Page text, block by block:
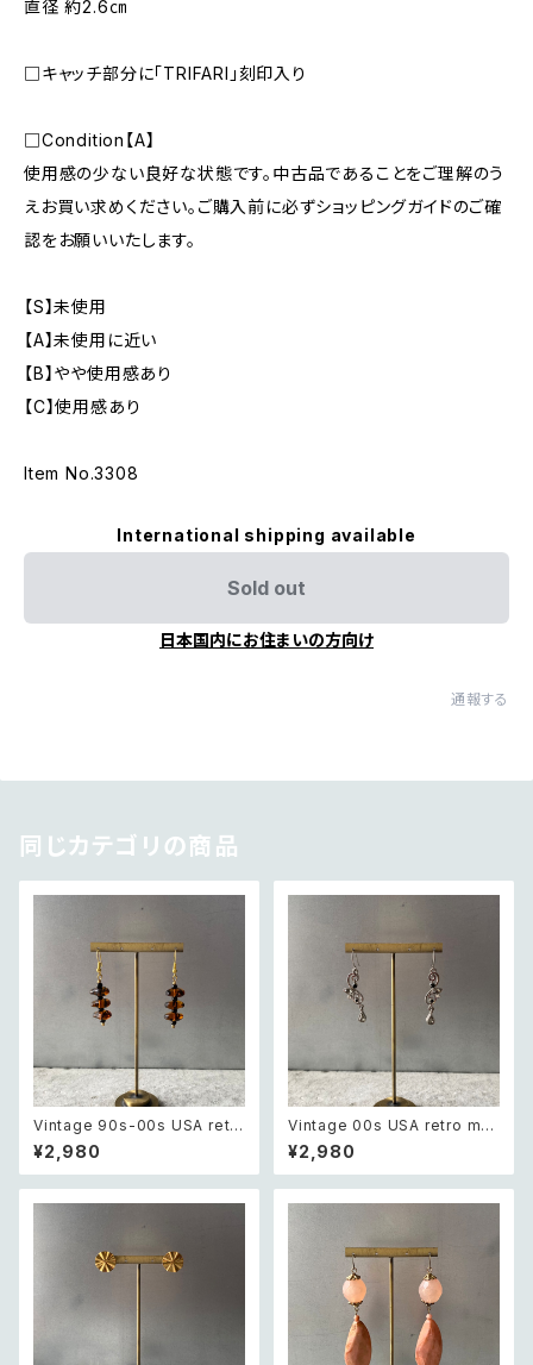
直径 約2.6㎝
□キャッチ部分に「TRIFARI」刻印入り
□Condition【A】
使用感の少ない良好な状態です。中古品であることをご理解のう
えお買い求めください。ご購入前に必ずショッピングガイドのご確
認をお願いいたします。
【S】未使用
【A】未使用に近い
【B】やや使用感あり
【C】使用感あり
Item No.3308
International shipping available
Sold out
日本国内にお住まいの方向け
通報する
同じカテゴリの商品
Vintage 90s-00s USA retr
o amber color beads pierc
e レトロ アメリカ ヴィンテージ
アクセサリー 琥珀色 ビーズ ピ
¥2,980
Vintage 00s USA retro mo
notone bijou classical des
ign pierce レトロ アメリカ ヴ
ィンテージ アクセサリー モノト
¥2,980